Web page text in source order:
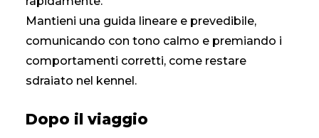
Mantieni una guida lineare e prevedibile,
comunicando con tono calmo e premiando i
comportamenti corretti, come restare
sdraiato nel kennel.
Dopo il viaggio